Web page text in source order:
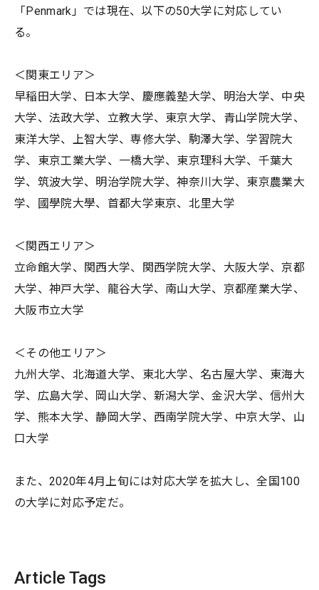
「Penmark」では現在、以下の50大学に対応してい
る。
＜関東エリア＞
早稲田大学、日本大学、慶應義塾大学、明治大学、中央
大学、法政大学、立教大学、東京大学、青山学院大学、
東洋大学、上智大学、専修大学、駒澤大学、学習院大
学、東京工業大学、一橋大学、東京理科大学、千葉大
学、筑波大学、明治学院大学、神奈川大学、東京農業大
学、國學院大學、首都大学東京、北里大学
＜関西エリア＞
立命館大学、関西大学、関西学院大学、大阪大学、京都
大学、神戸大学、龍谷大学、南山大学、京都産業大学、
大阪市立大学
＜その他エリア＞
九州大学、北海道大学、東北大学、名古屋大学、東海大
学、広島大学、岡山大学、新潟大学、金沢大学、信州大
学、熊本大学、静岡大学、西南学院大学、中京大学、山
口大学
また、2020年4月上旬には対応大学を拡大し、全国100
の大学に対応予定だ。
Article Tags